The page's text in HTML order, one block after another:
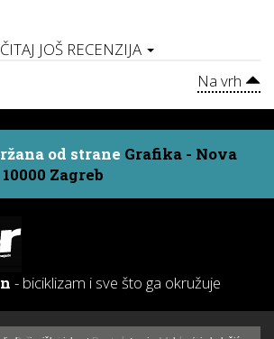
JOŠ RECENZIJA
Na vrh
od strane Grafika - Nova
Zagreb
- biciklizam i sve što ga okružuje